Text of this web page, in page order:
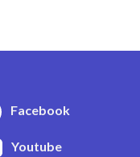
Facebook
Youtube